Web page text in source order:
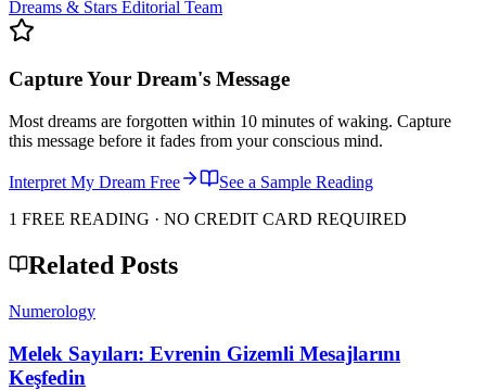
Dreams & Stars Editorial Team
Capture Your Dream's Message
Most dreams are forgotten within 10 minutes of waking. Capture
this message before it fades from your conscious mind.
Interpret My Dream Free
See a Sample Reading
1 FREE READING · NO CREDIT CARD REQUIRED
Related Posts
Numerology
Melek Sayıları: Evrenin Gizemli Mesajlarını
Keşfedin